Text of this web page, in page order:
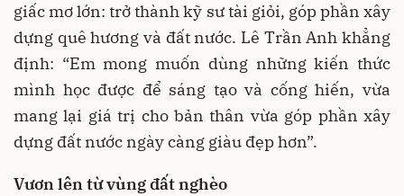
giấc mơ lớn: trở thành kỹ sư tài giỏi, góp phần xây
dựng quê hương và đất nước. Lê Trần Anh khẳng
định: “Em mong muốn dùng những kiến thức
mình học được để sáng tạo và cống hiến, vừa
mang lại giá trị cho bản thân vừa góp phần xây
dựng đất nước ngày càng giàu đẹp hơn”.
Vươn lên từ vùng đất nghèo